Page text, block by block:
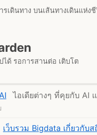
รเดินทาง บนเส้นทางเดินแห่ง
ได้ รอการสานต่อ เติบโต
ไอเดียต่างๆ ที่คุยกับ AI
เว็บรวม Bigdata เกี่ยวกับ